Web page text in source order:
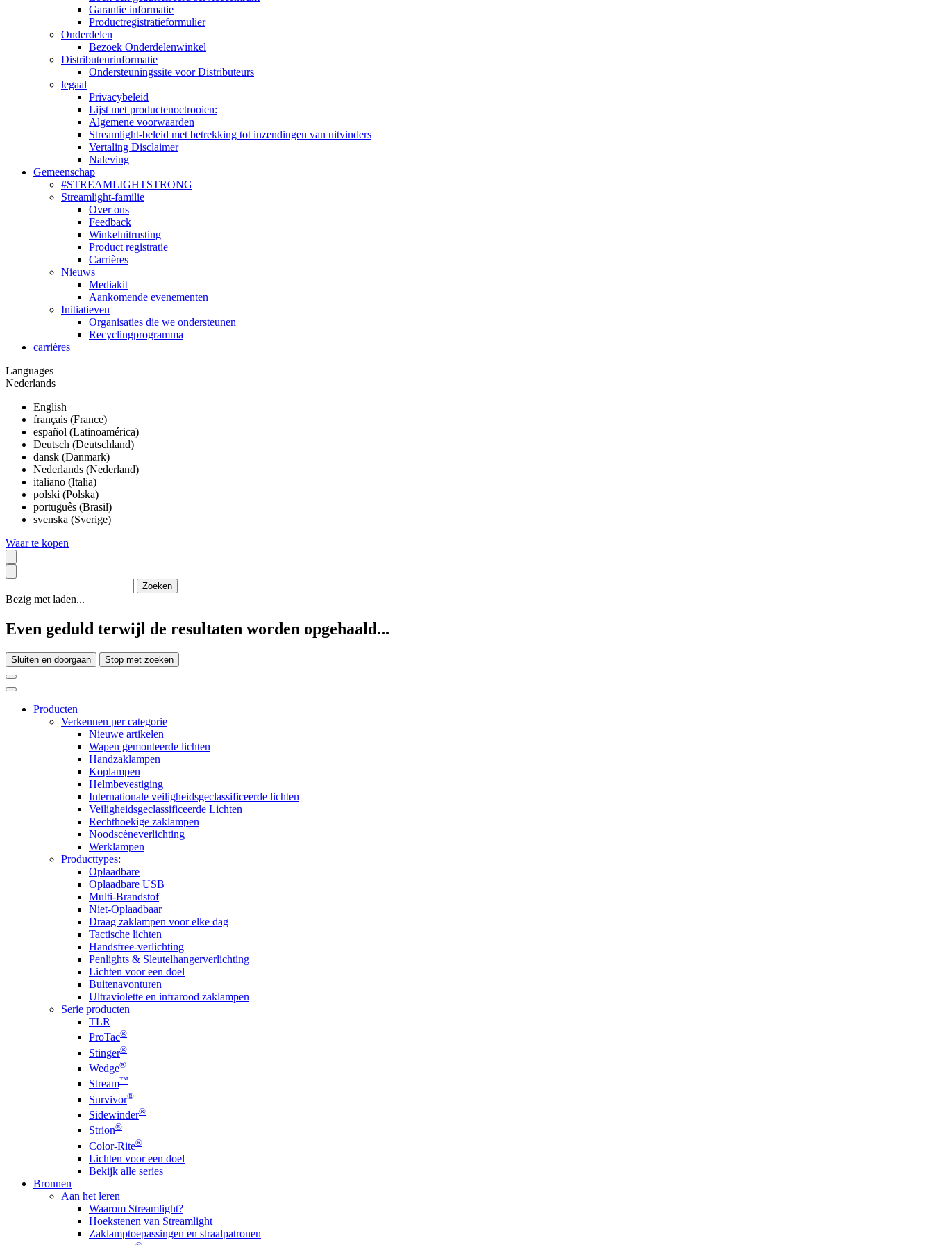
Garantie informatie
Productregistratieformulier
Onderdelen
Bezoek Onderdelenwinkel
Distributeurinformatie
Ondersteuningssite voor Distributeurs
legaal
Privacybeleid
Lijst met productenoctrooien:
Algemene voorwaarden
Streamlight-beleid met betrekking tot inzendingen van uitvinders
Vertaling Disclaimer
Naleving
Gemeenschap
#STREAMLIGHTSTRONG
Streamlight-familie
Over ons
Feedback
Winkeluitrusting
Product registratie
Carrières
Nieuws
Mediakit
Aankomende evenementen
Initiatieven
Organisaties die we ondersteunen
Recyclingprogramma
carrières
Languages
Nederlands
English
français (France)
español (Latinoamérica)
Deutsch (Deutschland)
dansk (Danmark)
Nederlands (Nederland)
italiano (Italia)
polski (Polska)
português (Brasil)
svenska (Sverige)
Waar te kopen
Bezig met laden...
Even geduld terwijl de resultaten worden opgehaald...
Sluiten en doorgaan Stop met zoeken
Producten
Verkennen per categorie
Nieuwe artikelen
Wapen gemonteerde lichten
Handzaklampen
Koplampen
Helmbevestiging
Internationale veiligheidsgeclassificeerde lichten
Veiligheidsgeclassificeerde Lichten
Rechthoekige zaklampen
Noodscèneverlichting
Werklampen
Producttypes:
Oplaadbare
Oplaadbare USB
Multi-Brandstof
Niet-Oplaadbaar
Draag zaklampen voor elke dag
Tactische lichten
Handsfree-verlichting
Penlights & Sleutelhangerverlichting
Lichten voor een doel
Buitenavonturen
Ultraviolette en infrarood zaklampen
Serie producten
TLR
ProTac®
Stinger®
Wedge®
Stream™
Survivor®
Sidewinder®
Strion®
Color-Rite®
Lichten voor een doel
Bekijk alle series
Bronnen
Aan het leren
Waarom Streamlight?
Hoekstenen van Streamlight
Zaklamptoepassingen en straalpatronen